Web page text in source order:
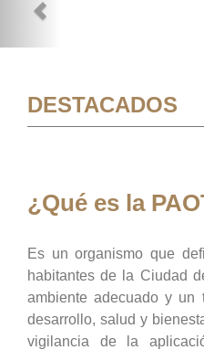
DESTACADOS
¿Qué es la
Es un organismo que
habitantes de la Ciudad
ambiente adecuado y un
desarrollo, salud y
vigilancia de la